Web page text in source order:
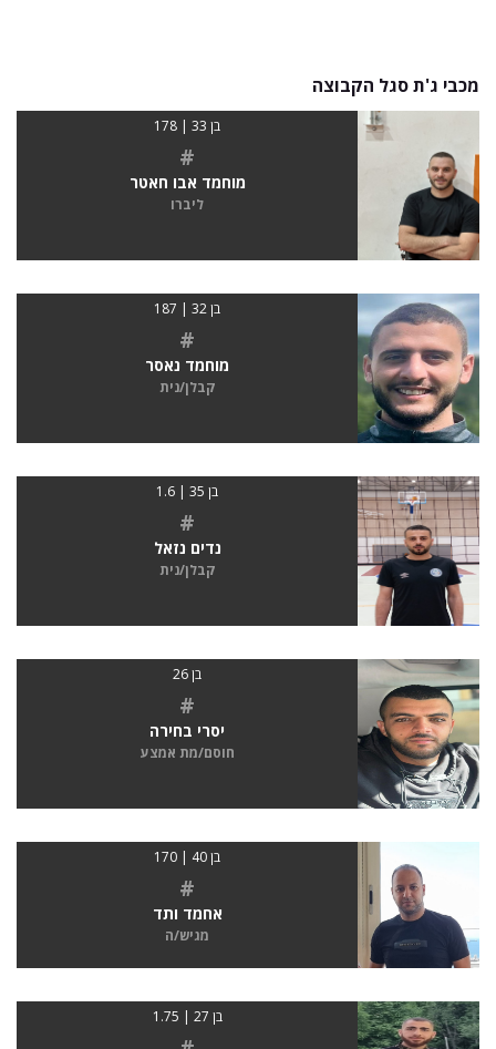
מכבי ג'ת סגל הקבוצה
בן 33 | 178
#
מוחמד אבו חאטר
ליברו
בן 32 | 187
#
מוחמד נאסר
קבלן/נית
בן 35 | 1.6
#
נדים נזאל
קבלן/נית
בן 26
#
יסרי בחירה
חוסם/מת אמצע
בן 40 | 170
#
אחמד ותד
מגיש/ה
בן 27 | 1.75